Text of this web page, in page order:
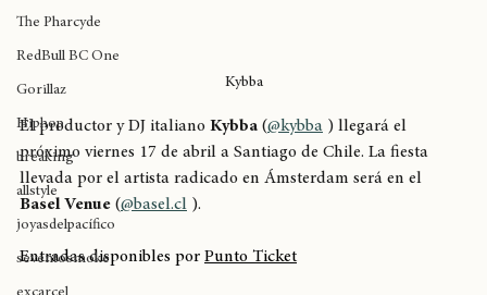
Breaking
The Pharcyde
RedBull BC One
Gorillaz
Hiphop
breaking
allstyle
joyasdelpacífico
seventosmoke
El productor y DJ italiano Kybba (@kybba ) llegará el
próximo viernes 17 de abril a Santiago de Chile. La fiesta
llevada por el artista radicado en Ámsterdam será en el
Basel Venue (
Entradas disponibles por